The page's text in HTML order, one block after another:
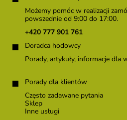
Możemy pomóc w realizacji
powszednie od 9:00 do 17:00.
+420 777 901 761
Doradca hodowcy
Porady, artykuły, informacje
Porady dla klientów
Często zadawane pytania
Sklep
Inne usługi